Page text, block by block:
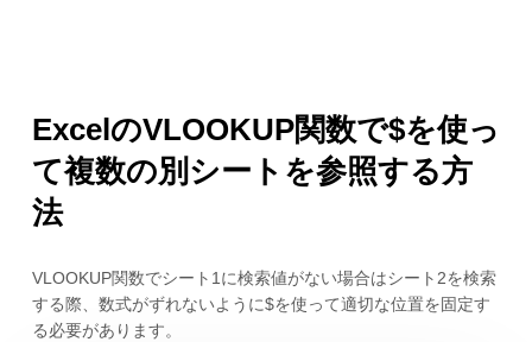
ExcelのVLOOKUP関数で$を使っ
て複数の別シートを参照する方
法
VLOOKUP関数でシート1に検索値がない場合はシート2を検索
する際、数式がずれないように$を使って適切な位置を固定す
る必要があります。